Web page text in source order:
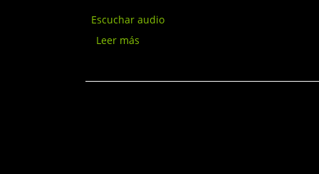
Escuchar audio
Leer más